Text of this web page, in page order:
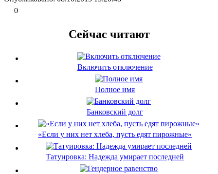
0
Сейчас читают
Включить отключение
Полное имя
Банковский долг
«Если у них нет хлеба, пусть едят пирожные»
Татуировка: Надежда умирает последней